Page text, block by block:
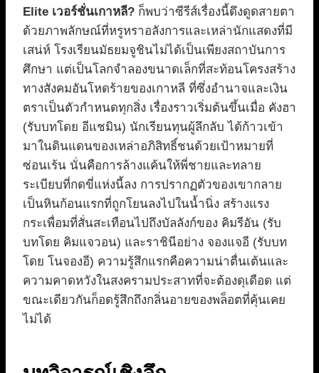
Elite เวอร์ชั่นเกาหลี? ก็พบว่าซีรีส์เรื่องนี้ดึงดูดสายตา
ด้วยภาพลักษณ์ที่หรูหราอลังการและเหล่านักแสดงที่มี
เสน่ห์ โรงเรียนมัธยมจูชินไม่ได้เป็นเพียงสถาบันการ
ศึกษา แต่เป็นโลกจำลองขนาดเล็กที่สะท้อนโครงสร้าง
ทางสังคมอันโหดร้ายของเกาหลี ที่ซึ่งอำนาจและเงิน
ตราเป็นตัวกำหนดทุกสิ่ง เรื่องราวเริ่มต้นขึ้นเมื่อ คังฮา
(รับบทโดย อีแชมิน) นักเรียนทุนผู้ลึกลับ ได้ก้าวเข้า
มาในดินแดนของเหล่าอภิสิทธิ์ชนด้วยเป้าหมายที่
ซ่อนเร้น นั่นคือการล้างแค้นให้พี่ชายและทลาย
ระเบียบที่กดขี่แห่งนี้ลง การปรากฏตัวของเขากลาย
เป็นหินก้อนแรกที่ถูกโยนลงไปในน้ำนิ่ง สร้างแรง
กระเพื่อมที่สั่นสะเทือนไปถึงบัลลังก์ของ คิมรีอัน (รับ
บทโดย คิมแจวอน) และราชินีอย่าง จองแจอี (รับบท
โดย โนจองอี) ความรู้สึกแรกคือความน่าตื่นเต้นและ
ความคาดหวังในสงครามประสาทที่จะต้องดุเดือด แต่
ขณะเดียวกันก็อดรู้สึกถึงกลิ่นอายของพล็อตที่คุ้นเคย
ไม่ได้